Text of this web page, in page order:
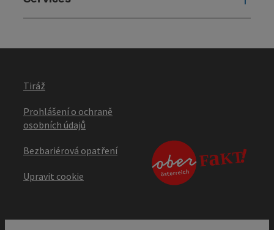
Tiráž
Prohlášení o ochraně
osobních údajů
Bezbariérová opatření
Upravit cookie